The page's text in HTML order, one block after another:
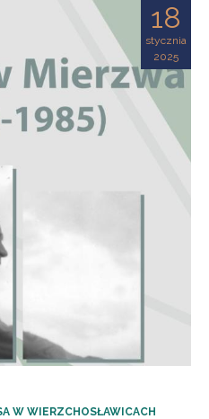
18
stycznia
2025
W WIERZCHOSŁAWICACH